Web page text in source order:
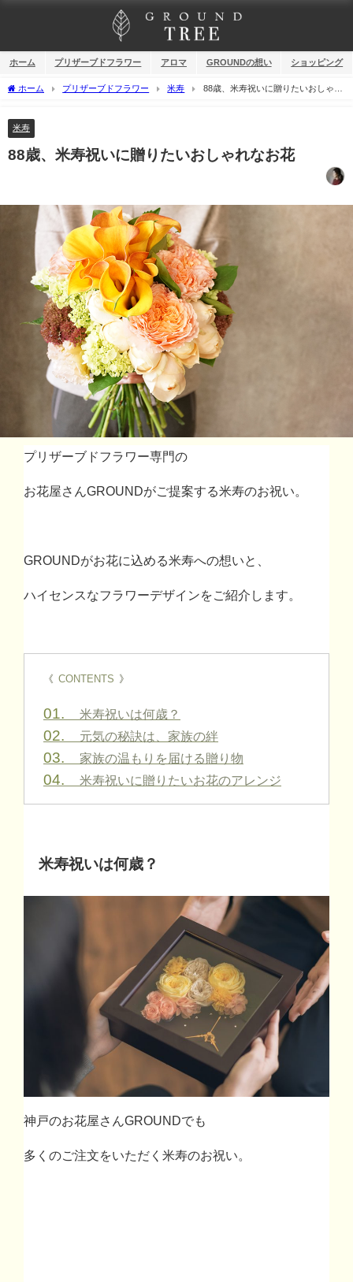
ホーム プリザーブドフラワー アロマ GROUNDの想い ショッピング
ホーム プリザーブドフラワー 米寿
88歳、米寿祝いに贈りたいおしゃれ
米寿
88歳、米寿祝いに贈りたいおしゃれなお花
プリザーブドフラワー専門の
お花屋さん GROUNDがご提案する米寿のお祝い。
GROUNDがお花に込める米寿への想いと、
ハイセンスなフラワーデザインをご紹介します。
《 CONTENTS 》
01. 米寿祝いは何歳？
02. 元気の秘訣は、家族の絆
03. 家族の温もりを届ける贈り物
04. 米寿祝いに贈りたいお花のアレンジ
米寿祝いは何歳？
神戸のお花屋さんGROUNDでも
多くのご注文をいただく米寿のお祝い。